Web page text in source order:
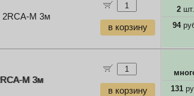
2RCA-M 3м
в корзину
2шт.
94
M 3м
в корзину
131